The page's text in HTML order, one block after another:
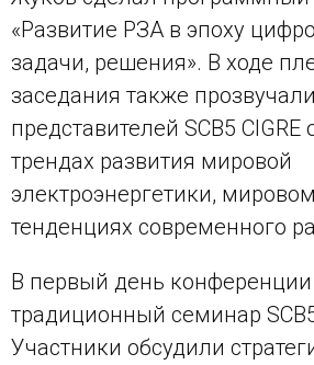
«Развитие РЗА в эпоху
задачи, решения». В ходе
заседания также
представителей SCB5
трендах развития мировой
электроэнергетики,
тенденциях современного
В первый день конференции
традиционный семинар SCB5
Участники обсудили